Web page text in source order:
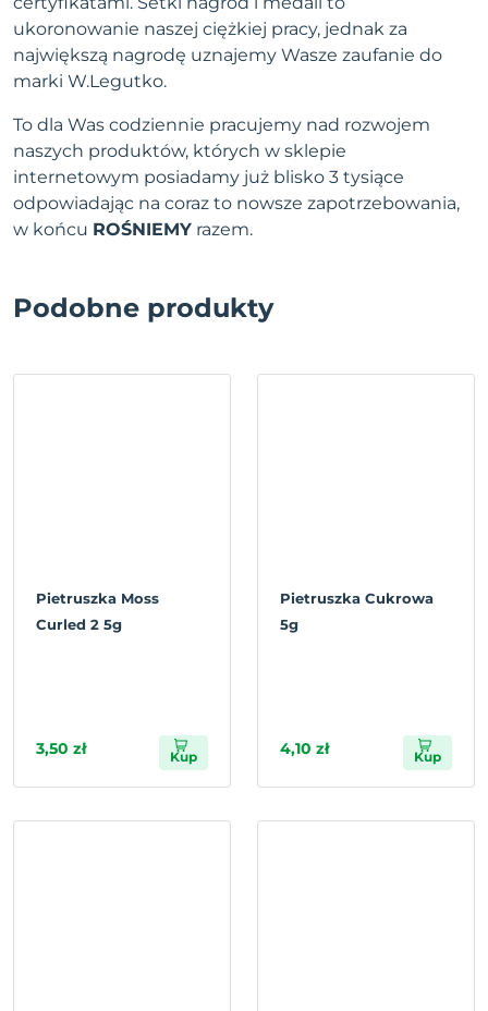
ukoronowanie naszej ciężkiej pracy, jednak za
największą nagrodę uznajemy Wasze zaufanie do
marki W.Legutko.
To dla Was codziennie pracujemy nad rozwojem
naszych produktów, których w sklepie
internetowym posiadamy już blisko 3 tysiące
odpowiadając na coraz to nowsze zapotrzebowania,
w końcu ROŚNIEMY razem.
Podobne produkty
Pietruszka Moss
Curled 2 5g
3,50 zł Kup
Pietruszka Cukrowa
5g
4,10 zł Kup